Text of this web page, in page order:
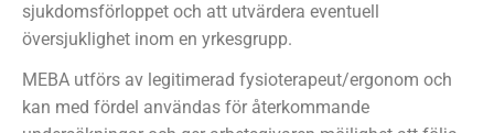
sjukdomsförloppet och att utvärdera eventuell
översjuklighet inom en yrkesgrupp.
MEBA utförs av legitimerad fysioterapeut/ergonom och
kan med fördel användas för återkommande